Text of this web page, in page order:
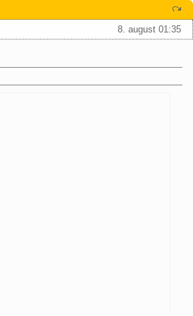
8. august 01:35